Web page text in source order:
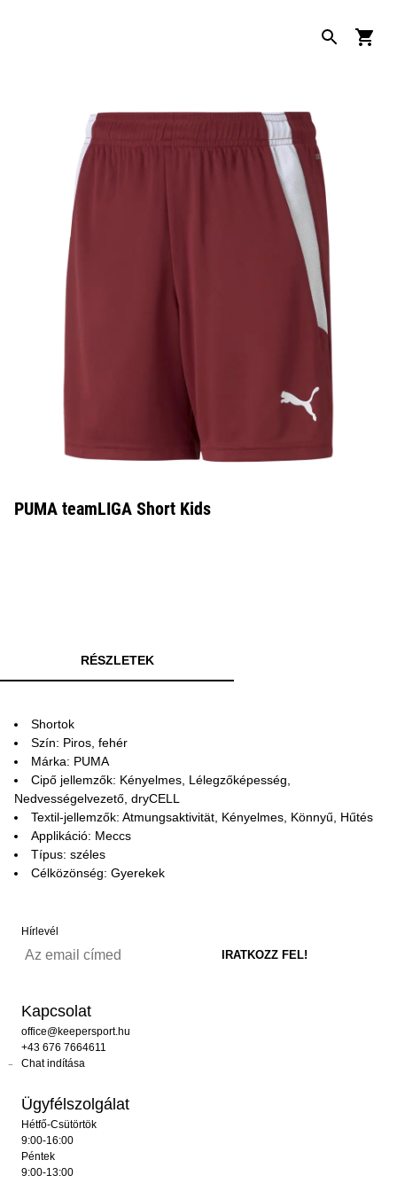
PUMA teamLIGA Short Kids
RÉSZLETEK
Shortok
Szín: Piros, fehér
Márka: PUMA
Cipő jellemzők: Kényelmes, Lélegzőképesség,
Nedvességelvezető, dryCELL
Textil-jellemzők: Atmungsaktivität, Kényelmes, Könnyű, Hűtés
Applikáció: Meccs
Típus: széles
Célközönség: Gyerekek
Hírlevél
Kapcsolat
office@keepersport.hu
+43 676 7664611
Chat indítása
Ügyfélszolgálat
Hétfő-Csütörtök
9:00-16:00
Péntek
9:00-13:00